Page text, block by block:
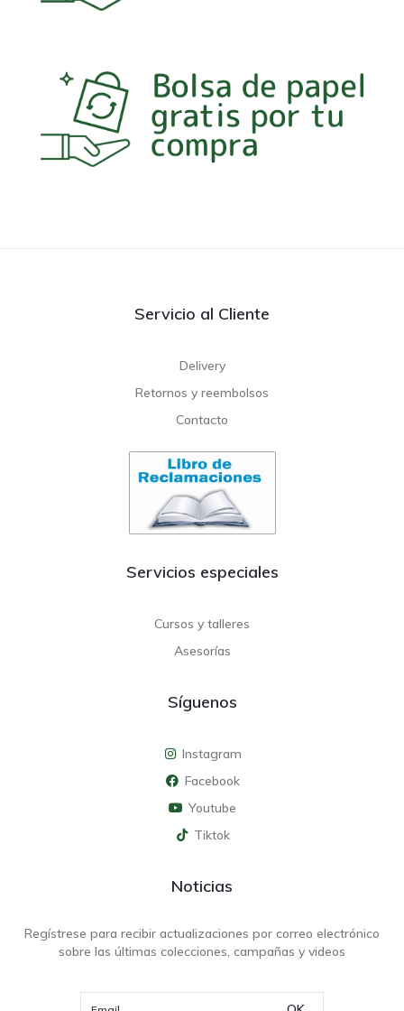
Servicio al Cliente
Delivery
Retornos y reembolsos
Contacto
Servicios especiales
Cursos y talleres
Asesorías
Síguenos
Instagram
Facebook
Youtube
Tiktok
Noticias
Regístrese para recibir actualizaciones por correo electrónico
sobre las últimas colecciones, campañas y videos